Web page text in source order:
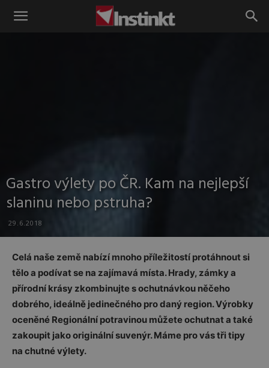
Instinkt
Gastro výlety po ČR. Kam na nejlepší
slaninu nebo pstruha?
29.6.2018
Celá naše země nabízí mnoho příležitostí protáhnout si
tělo a podívat se na zajímavá místa. Hrady, zámky a
přírodní krásy zkombinujte s ochutnávkou něčeho
dobrého, ideálně jedinečného pro daný region. Výrobky
oceněné Regionální potravinou můžete ochutnat a také
zakoupit jako originální suvenýr. Máme pro vás tři tipy
na chutné výlety.